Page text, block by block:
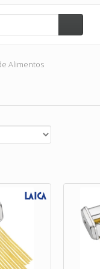
Alimentos